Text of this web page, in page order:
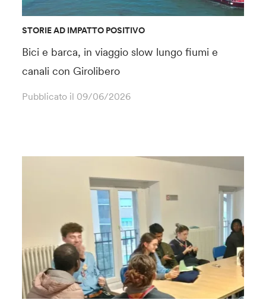
STORIE AD IMPATTO POSITIVO
Bici e barca, in viaggio slow lungo fiumi e
canali con Girolibero
Pubblicato il 09/06/2026